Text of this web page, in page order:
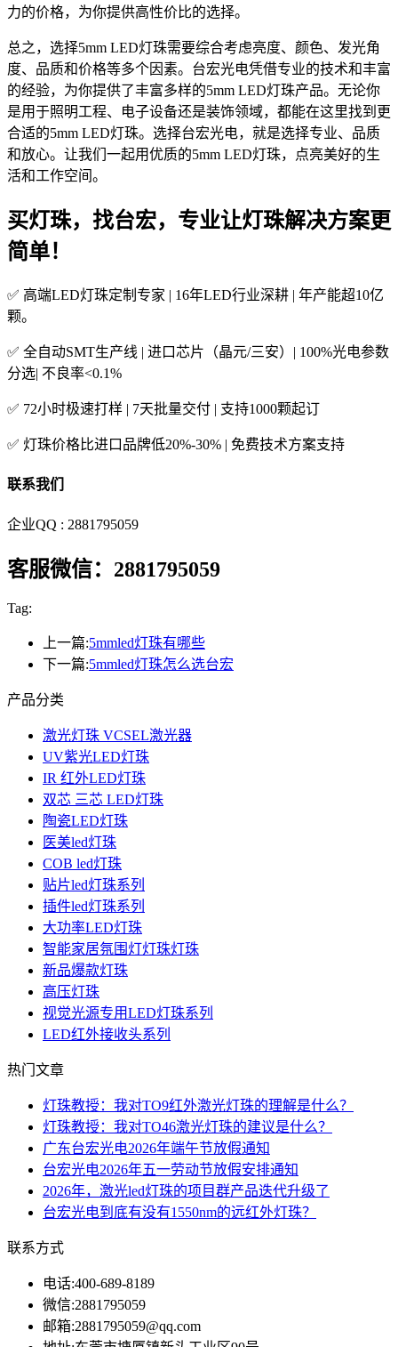
力的价格，为你提供高性价比的选择。
总之，选择5mm LED灯珠需要综合考虑亮度、颜色、发光角
度、品质和价格等多个因素。台宏光电凭借专业的技术和丰富
的经验，为你提供了丰富多样的5mm LED灯珠产品。无论你
是用于照明工程、电子设备还是装饰领域，都能在这里找到更
合适的5mm LED灯珠。选择台宏光电，就是选择专业、品质
和放心。让我们一起用优质的5mm LED灯珠，点亮美好的生
活和工作空间。
买灯珠，找台宏，专业让灯珠解决方案更
简单！
✅ 高端LED灯珠定制专家 | 16年LED行业深耕 | 年产能超10亿
颗。
✅ 全自动SMT生产线 | 进口芯片（晶元/三安）| 100%光电参数
分选| 不良率<0.1%
✅ 72小时极速打样 | 7天批量交付 | 支持1000颗起订
✅ 灯珠价格比进口品牌低20%-30% | 免费技术方案支持
联系我们
企业QQ : 2881795059
客服微信：2881795059
Tag:
上一篇:5mmled灯珠有哪些
下一篇:5mmled灯珠怎么选台宏
产品分类
激光灯珠 VCSEL激光器
UV紫光LED灯珠
IR 红外LED灯珠
双芯 三芯 LED灯珠
陶瓷LED灯珠
医美led灯珠
COB led灯珠
贴片led灯珠系列
插件led灯珠系列
大功率LED灯珠
智能家居氛围灯灯珠灯珠
新品爆款灯珠
高压灯珠
视觉光源专用LED灯珠系列
LED红外接收头系列
热门文章
灯珠教授：我对TO9红外激光灯珠的理解是什么？
灯珠教授：我对TO46激光灯珠的建议是什么？
广东台宏光电2026年端午节放假通知
台宏光电2026年五一劳动节放假安排通知
2026年，激光led灯珠的项目群产品迭代升级了
台宏光电到底有没有1550nm的远红外灯珠？
联系方式
电话:400-689-8189
微信:2881795059
邮箱:2881795059@qq.com